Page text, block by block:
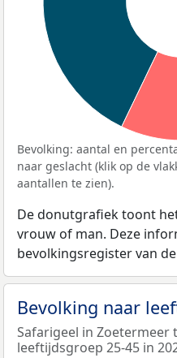
Bevolking: aantal en
naar geslacht (klik op de
aantallen te zien).
De donutgrafiek toont
vrouw of man. Deze
bevolkingsregister van
Bevolking naar
Safarigeel in Zoetermeer
leeftijdsgroep 25-45 in